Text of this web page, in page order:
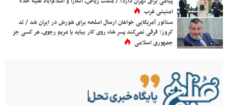
امنیتی غرب
سناتور آمریکایی خواهان ارسال اسلحه برای شورش در ایران شد / تد
کروز: فرقی نمی‌کند پسر شاه روی کار بیاید یا مریم رجوی، هر کسی جز
جمهوری اسلامی